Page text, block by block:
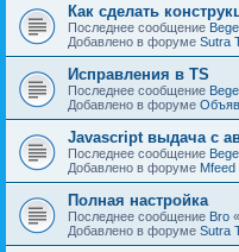
Как сделать
Последнее сообщение
Добавлено в форуме Sutra
Исправления в TS
Последнее сообщение
Добавлено в форуме
Javascript выдача с
Последнее сообщение
Добавлено в форуме Mfeed
Полная настройка
Последнее сообщение Bro «
Добавлено в форуме Sutra